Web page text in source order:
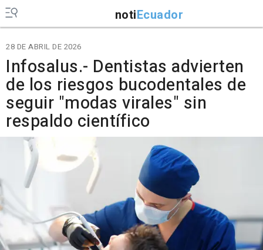
notiEcuador
28 DE ABRIL DE 2026
Infosalus.- Dentistas advierten
de los riesgos bucodentales de
seguir "modas virales" sin
respaldo científico